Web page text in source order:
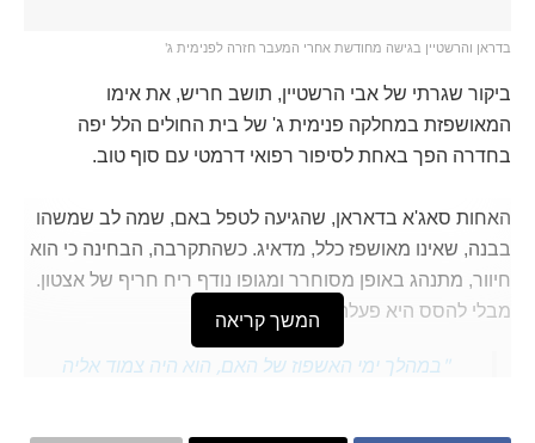
בדראן והרשטיין בגישה מחודשת אחרי המעבר חזרה לפנימית ג'
ביקור שגרתי של אבי הרשטיין, תושב חריש, את אימו
המאושפזת במחלקה פנימית ג' של בית החולים הלל יפה
בחדרה הפך באחת לסיפור רפואי דרמטי עם סוף טוב.
האחות סאג'א בדאראן, שהגיעה לטפל באם, שמה לב שמשהו
בבנה, שאינו מאושפז כלל, מדאיג. כשהתקרבה, הבחינה כי הוא
חיוור, מתנהג באופן מסוחרר ומגופו נודף ריח חריף של אצטון.
מבלי להסס היא פעלה מייד.
"במהלך ימי האשפוז של האם, הוא היה צמוד אליה
המשך קריאה